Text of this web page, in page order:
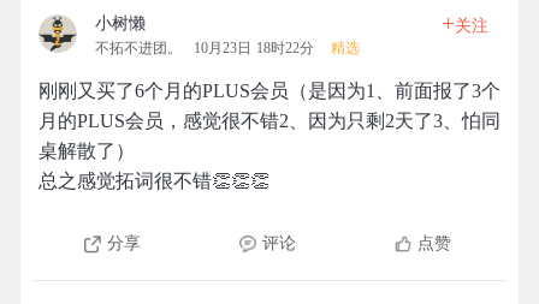
小树懒
不拓不进团。 10月23日 18时22分 精选
+关注
刚刚又买了6个月的PLUS会员（是因为1、前面报了3个
月的PLUS会员，感觉很不错2、因为只剩2天了3、怕同
桌解散了）
总之感觉拓词很不错👏👏👏
分享 评论 点赞